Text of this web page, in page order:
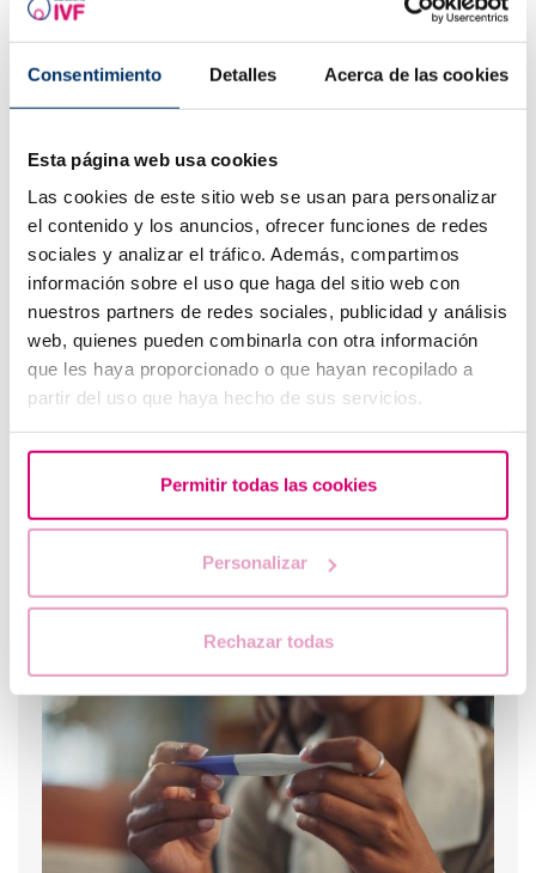
Consentimiento Detalles Acerca de las cookies
Esta página web usa cookies
Las cookies de este sitio web se usan para personalizar
el contenido y los anuncios, ofrecer funciones de redes
sociales y analizar el tráfico. Además, compartimos
información sobre el uso que haga del sitio web con
nuestros partners de redes sociales, publicidad y análisis
web, quienes pueden combinarla con otra información
que les haya proporcionado o que hayan recopilado a
partir del uso que haya hecho de sus servicios.
Permitir todas las cookies
Personalizar
Rechazar todas
Spotting: Què és i com afecta a la fertilitat?
Què passa si mantinc relacions sexuals després d'una
transferència d'embrions?